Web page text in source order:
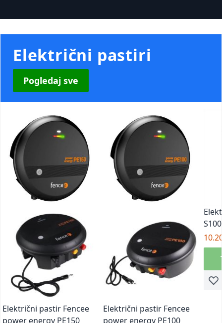
Električni pastiri
Pogledaj sve
Električni pastir Fencee
power energy PE150
Električni pastir Fencee
power energy PE100
S100